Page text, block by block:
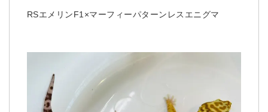
RSエメリンF1×マーフィーパターンレスエニグマ